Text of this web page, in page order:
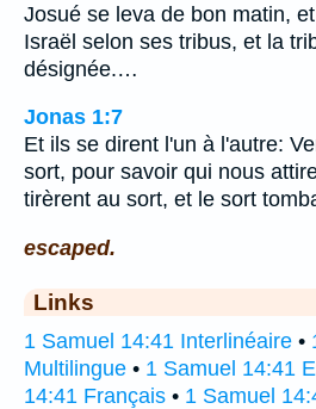
Josué se leva de bon matin,
Israël selon ses tribus, et la
désignée.…
Jonas 1:7
Et ils se dirent l'un à l'autre:
sort, pour savoir qui nous
tirèrent au sort, et le sort
escaped.
Links
1 Samuel 14:41 Interlinéaire •
Multilingue • 1 Samuel 14:41
14:41 Français • 1 Samuel